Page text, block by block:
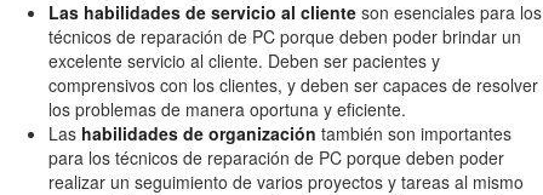
Las habilidades de servicio al cliente son esenciales para los
técnicos de reparación de PC porque deben poder brindar un
excelente servicio al cliente. Deben ser pacientes y
comprensivos con los clientes, y deben ser capaces de resolver
los problemas de manera oportuna y eficiente.
Las habilidades de organización también son importantes
para los técnicos de reparación de PC porque deben poder
realizar un seguimiento de varios proyectos y tareas al mismo